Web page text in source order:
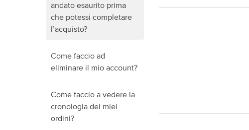
andato esaurito prima
che potessi completare
l’acquisto?
Come faccio ad
eliminare il mio account?
Come faccio a vedere la
cronologia dei miei
ordini?